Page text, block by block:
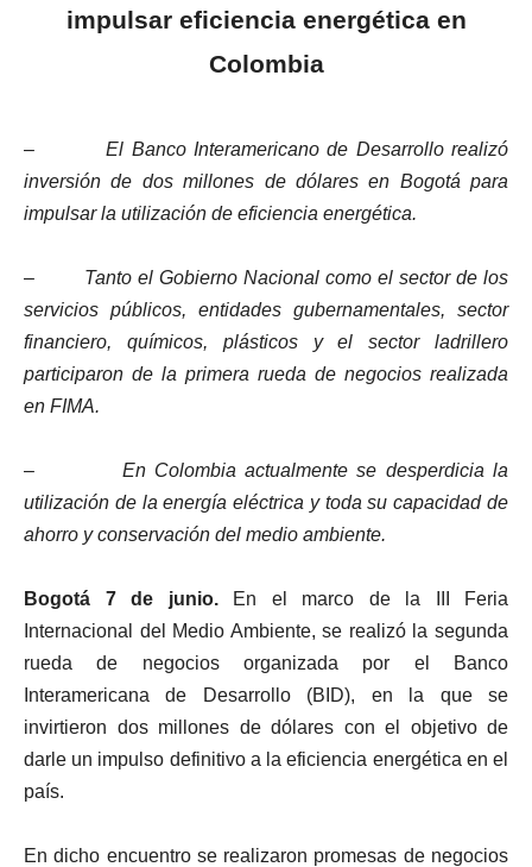
impulsar eficiencia energética en
Colombia
–
El Banco Interamericano de Desarrollo realizó
inversión de dos millones de dólares en Bogotá para
impulsar la utilización de eficiencia energética.
–
Tanto el Gobierno Nacional como el sector de los
servicios públicos, entidades gubernamentales, sector
financiero, químicos, plásticos y el sector ladrillero
participaron de la primera rueda de negocios realizada
en FIMA.
–
En Colombia actualmente se desperdicia la
utilización de la energía eléctrica y toda su capacidad de
ahorro y conservación del medio ambiente.
Bogotá 7 de junio.
En el marco de la III Feria
Internacional del Medio Ambiente, se realizó la segunda
rueda de negocios organizada por el Banco
Interamericana de Desarrollo (BID), en la que se
invirtieron dos millones de dólares con el objetivo de
darle un impulso definitivo a la eficiencia energética en el
país.
En dicho encuentro se realizaron promesas de negocios